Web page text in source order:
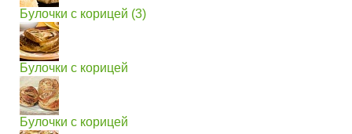
Булочки с корицей (3)
Булочки с корицей
Булочки с корицей